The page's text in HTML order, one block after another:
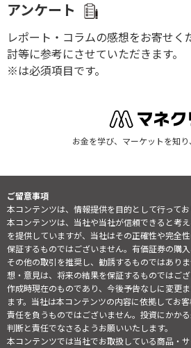
アンケート
レポート・コラムの感想をお寄せく
討等に参考にさせていただきます。
※は必須項目です。
お金を学び、マーケットを知り
ご留意事項
本コンテンツは、情報提供を目的として行ってお
本コンテンツは、当社や当社が信頼できると考
を提供していますが、当社はその正確性や完全
保証するものではございません。有価証券の購入
その他の取引を推奨し、勧誘するものではあり
想・意見は、将来の結果を保証するものではご
作成時現在のものであり、今後予告なしに変更
ます。当社は本コンテンツの内容に依拠してお
責任を負うものではございません。投資にかか
判断と責任でなさるようお願いいたします。
本コンテンツでは当社でお取扱している商品・